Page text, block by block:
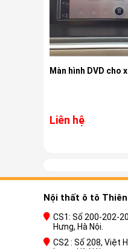
Màn hình DVD cho
Liên hệ
Nội thất ô tô Thiên
CS1: Số 200-202-
Hưng, Hà Nội.
CS2 : Số 208, Việt